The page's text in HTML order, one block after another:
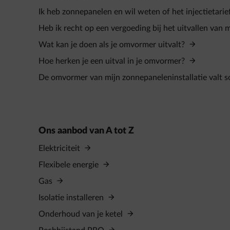
Ik heb zonnepanelen en wil weten of het
Heb ik recht op een vergoeding bij het uitvallen van
Wat kan je doen als je omvormer uitvalt?
Hoe herken je een uitval in je omvormer?
De omvormer van mijn zonnepaneleninstallatie valt
Ons aanbod van A tot Z
Elektriciteit
Flexibele energie
Gas
Isolatie installeren
Onderhoud van je ketel